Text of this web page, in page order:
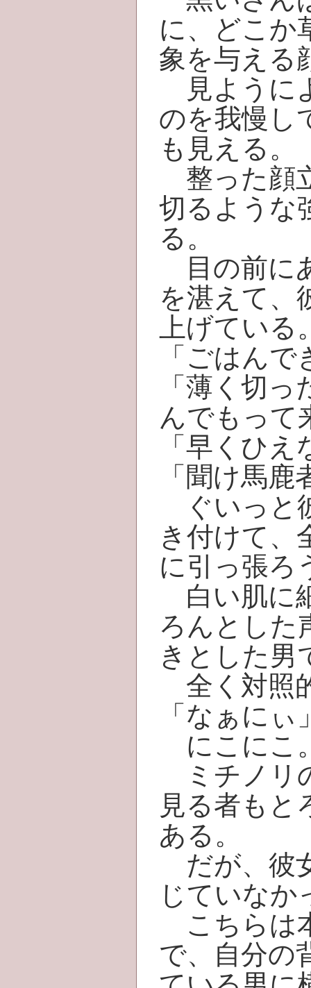
に、どこか
象を与える
見ように
のを我慢し
も見える。
整った顔
切るような
る。
目の前に
を湛えて、
上げている
「ごはん
「薄く切
んでもって
「早くひ
「聞け馬鹿
ぐいっと
き付けて、
に引っ張ろ
白い肌に
ろんとした
きとした男
全く対照
「なぁにぃ
にこにこ
ミチノリ
見る者もと
ある。
だが、彼
じていなか
こちらは
で、自分の